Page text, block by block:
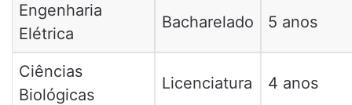
Engenharia
Elétrica
Bacharelado 5 anos
Ciências
Biológicas
Licenciatura 4 anos